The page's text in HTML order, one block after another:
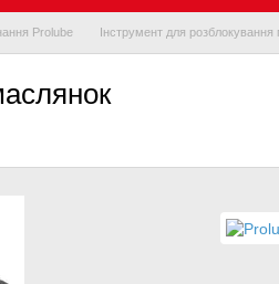
Prolube Інструмент для